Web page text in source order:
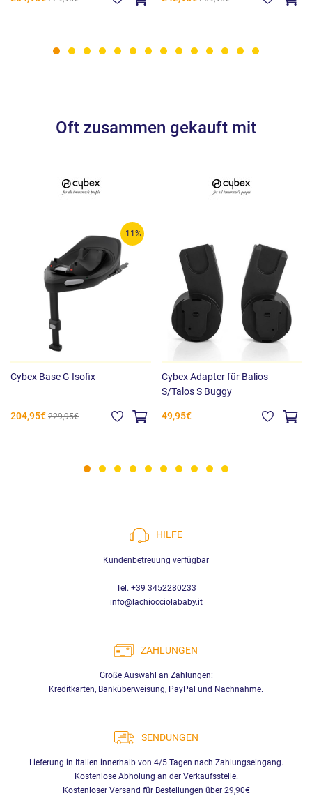
Oft zusammen gekauft mit
-11%
Cybex Base G Isofix
204,95€ 229,95€
Cybex Adapter für Balios
S/Talos S Buggy
49,95€
HILFE
Kundenbetreuung verfügbar
Tel. +39 3452280233
info@lachiocciolababy.it
ZAHLUNGEN
Große Auswahl an Zahlungen:
Kreditkarten, Banküberweisung, PayPal und Nachnahme.
SENDUNGEN
Lieferung in Italien innerhalb von 4/5 Tagen nach Zahlungseingang.
Kostenlose Abholung an der Verkaufsstelle.
Kostenloser Versand für Bestellungen über 29,90€